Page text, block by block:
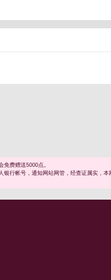
费赠送5000点。
银行帐号，通知网站网管，经查证属实，本